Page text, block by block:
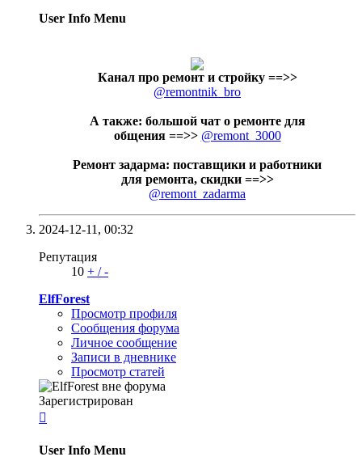
User Info Menu
Канал про ремонт и стройку ==>>
@remontnik_bro
А также: большой чат о ремонте для
общения ==>> @remont_3000
Ремонт задарма: поставщики и работники
для ремонта, скидки ==>>
@remont_zadarma
2024-12-11, 00:32
Репутация
10 + /-
ElfForest
Просмотр профиля
Сообщения форума
Личное сообщение
Записи в дневнике
Просмотр статей
Зарегистрирован

User Info Menu